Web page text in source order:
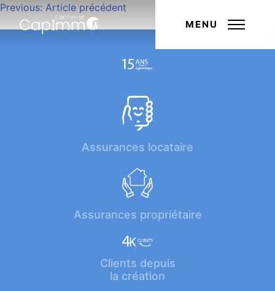
MENU
Navigation
de
Previous: Article précédent
Assurances locataire
Assurances propriétaire
Clients depuis
la création